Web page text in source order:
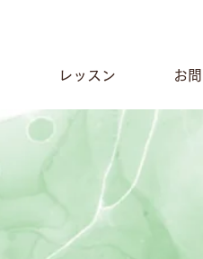
レッスン お